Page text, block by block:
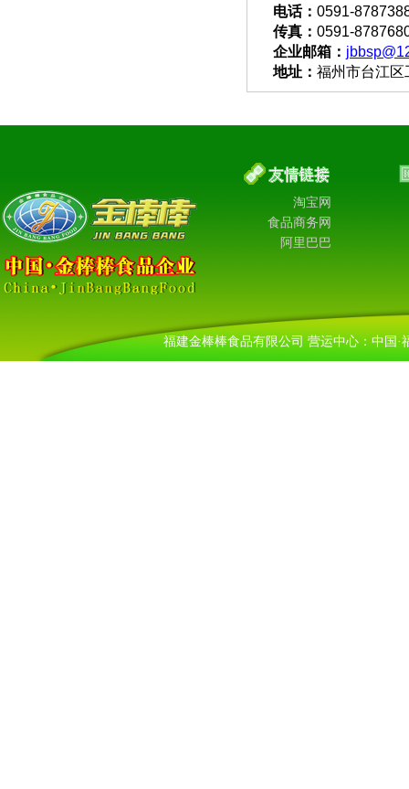
电话： 0591-
传真： 0591-
企业邮箱：
地址： 福州市台江
淘宝网
食品商务网
阿里巴巴
福建金棒棒食品有限公司 营运中心：中国